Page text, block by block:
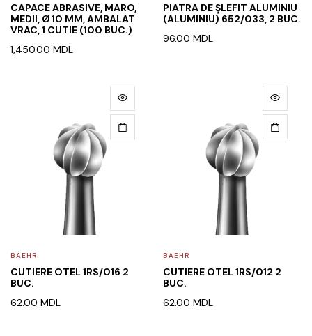
CAPACE ABRASIVE, MARO,
MEDII, Ø 10 MM, AMBALAT
VRAC, 1 CUTIE (100 BUC.)
1,450.00 MDL
PIATRA DE ȘLEFIT ALUMINIU
(ALUMINIU) 652/033, 2 BUC.
96.00 MDL
BAEHR
CUTIERE OTEL 1RS/016 2
BUC.
62.00 MDL
BAEHR
CUTIERE OTEL 1RS/012 2
BUC.
62.00 MDL